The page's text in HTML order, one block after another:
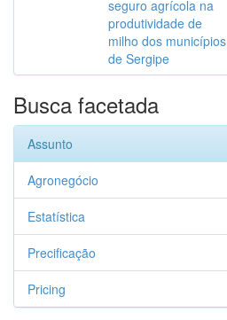
seguro agrícola na
produtividade de
milho dos municípios
de Sergipe
Busca facetada
Assunto
Agronegócio
Estatística
Precificação
Pricing